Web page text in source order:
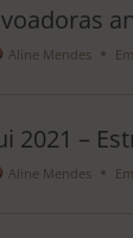
Aline Mendes
2021 –
Aline Mendes